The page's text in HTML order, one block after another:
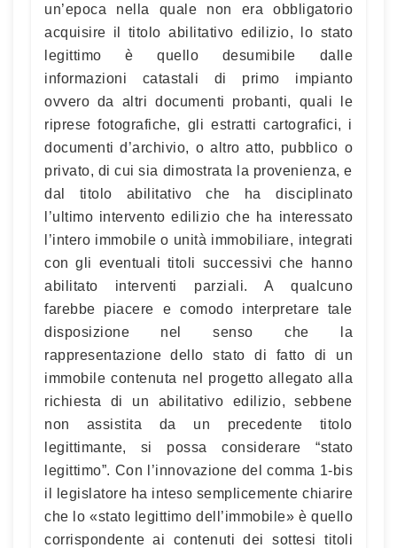
un’epoca nella quale non era obbligatorio
acquisire il titolo abilitativo edilizio, lo stato
legittimo è quello desumibile dalle
informazioni catastali di primo impianto
ovvero da altri documenti probanti, quali le
riprese fotografiche, gli estratti cartografici, i
documenti d’archivio, o altro atto, pubblico o
privato, di cui sia dimostrata la provenienza, e
dal titolo abilitativo che ha disciplinato
l’ultimo intervento edilizio che ha interessato
l’intero immobile o unità immobiliare, integrati
con gli eventuali titoli successivi che hanno
abilitato interventi parziali. A qualcuno
farebbe piacere e comodo interpretare tale
disposizione nel senso che la
rappresentazione dello stato di fatto di un
immobile contenuta nel progetto allegato alla
richiesta di un abilitativo edilizio, sebbene
non assistita da un precedente titolo
legittimante, si possa considerare “stato
legittimo”. Con l’innovazione del comma 1-bis
il legislatore ha inteso semplicemente chiarire
che lo «stato legittimo dell’immobile» è quello
corrispondente ai contenuti dei sottesi titoli